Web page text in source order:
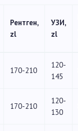
Рентген,
zl
УЗИ,
zl
170-210
120-
145
170-210
120-
130